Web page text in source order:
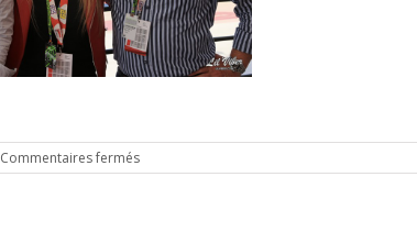
Commentaires ferméssur
valencia